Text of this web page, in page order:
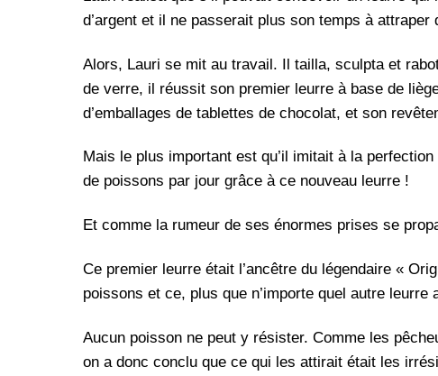
d’argent et il ne passerait plus son temps à attraper
Alors, Lauri se mit au travail. Il tailla, sculpta et
de verre, il réussit son premier leurre à base de
d’emballages de tablettes de chocolat, et son
Mais le plus important est qu’il imitait à la
de poissons par jour grâce à ce nouveau leurre !
Et comme la rumeur de ses énormes prises se
Ce premier leurre était l’ancêtre du légendaire «
poissons et ce, plus que n’importe quel autre leurre
Aucun poisson ne peut y résister. Comme les
on a donc conclu que ce qui les attirait était les